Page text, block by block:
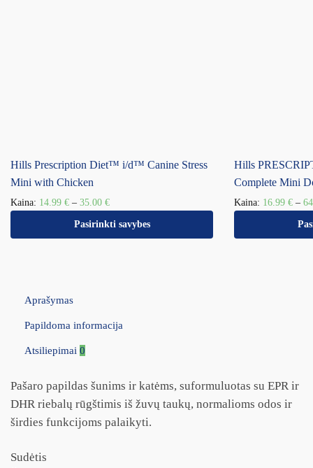
Hills Prescription Diet™ i/d™ Canine Stress
Mini with Chicken
Kaina: 14.99 € – 35.00 €
Pasirinkti savybes
Hills
Complete Mini
Kaina: 16.99 € –
Aprašymas
Papildoma informacija
Atsiliepimai 0
Pašaro papildas šunims ir katėms, suformuluotas su EPR ir
DHR riebalų rūgštimis iš žuvų taukų, normalioms odos ir
širdies funkcijoms palaikyti.
Sudėtis